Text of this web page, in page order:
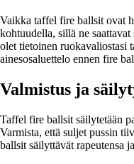
Vaikka taffel fire ballsit ovat
kohtuudella, sillä ne saattavat
olet tietoinen ruokavaliostasi
ainesosaluettelo ennen fire
Valmistus ja
Taffel fire ballsit säilytetään
Varmista, että suljet pussin
ballsit säilyttävät rapeutensa